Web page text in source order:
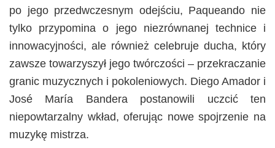
po jego przedwczesnym odejściu, Paqueando nie
tylko przypomina o jego niezrównanej technice i
innowacyjności, ale również celebruje ducha, który
zawsze towarzyszył jego twórczości – przekraczanie
granic muzycznych i pokoleniowych. Diego Amador i
José María Bandera postanowili uczcić ten
niepowtarzalny wkład, oferując nowe spojrzenie na
muzykę mistrza.